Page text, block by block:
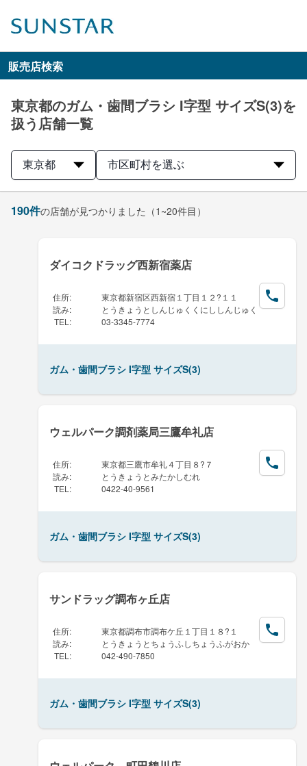
販売店検索
東京都のガム・歯間ブラシ I字型 サイズS(3)を
扱う店舗一覧
東京都 市区町村を選ぶ
190件の店舗が見つかりました （1~20件目）
ダイコクドラッグ西新宿薬店
住所:
東京都新宿区西新宿１丁目１２?１１
読み:
とうきょうとしんじゅくくにししんじゅく
TEL : 03-3345-7774
ガム・歯間ブラシ I字型 サイズS(3)
ウェルパーク調剤薬局三鷹牟礼店
住所:
東京都三鷹市牟礼４丁目８?７
読み:
とうきょうとみたかしむれ
TEL : 0422-40-9561
ガム・歯間ブラシ I字型 サイズS(3)
サンドラッグ調布ヶ丘店
住所:
東京都調布市調布ケ丘１丁目１８?１
読み:
とうきょうとちょうふしちょうふがおか
TEL : 042-490-7850
ガム・歯間ブラシ I字型 サイズS(3)